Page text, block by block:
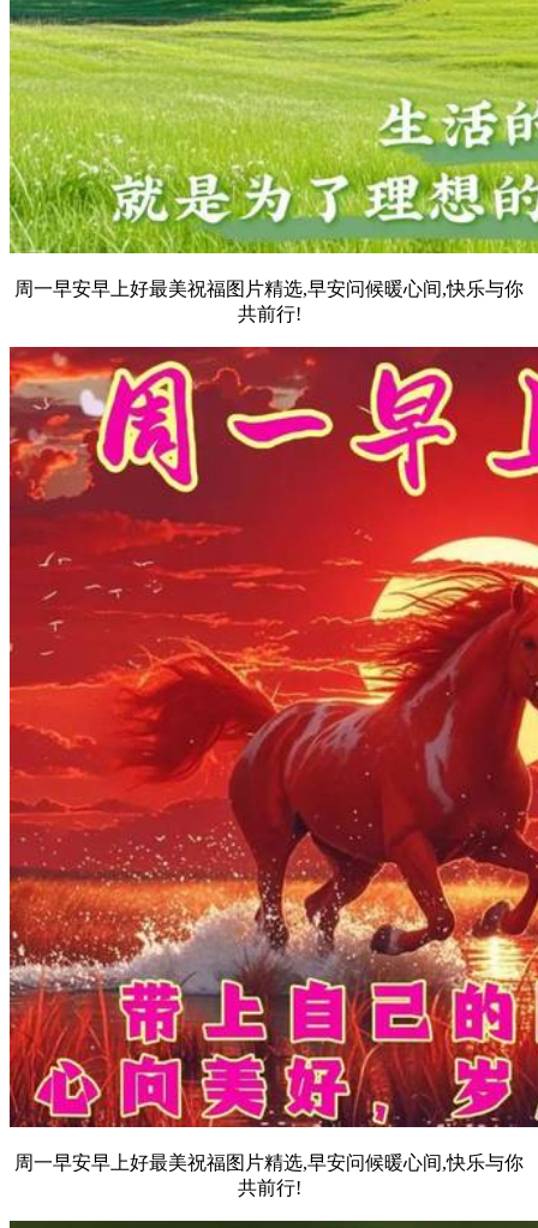
周一早安早上好最美祝福图片精选,早安问候暖心间,快乐与你
共前行!
周一早安早上好最美祝福图片精选,早安问候暖心间,快乐与你
共前行!